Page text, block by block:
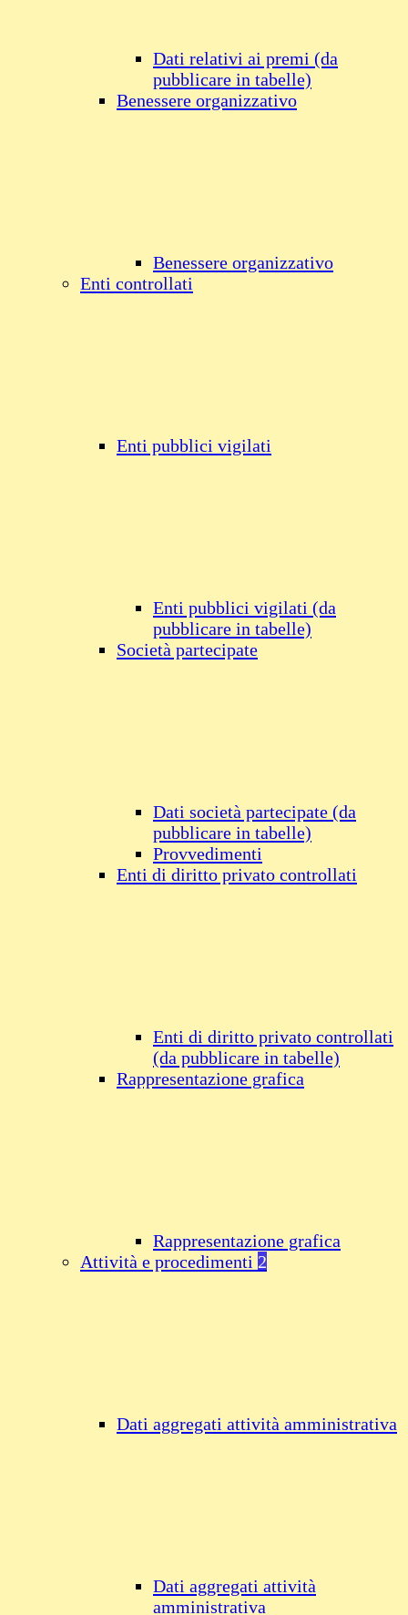
Dati relativi ai premi (da
pubblicare in tabelle)
Benessere organizzativo
Benessere organizzativo
Enti controllati
Enti pubblici vigilati
Enti pubblici vigilati (da
pubblicare in tabelle)
Società partecipate
Dati società partecipate (da
pubblicare in tabelle)
Provvedimenti
Enti di diritto privato controllati
Enti di diritto privato controllati
(da pubblicare in tabelle)
Rappresentazione grafica
Rappresentazione grafica
Attività e procedimenti 2
Dati aggregati attività amministrativa
Dati aggregati attività
amministrativa